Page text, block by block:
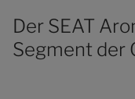
Der SEAT
Segment der